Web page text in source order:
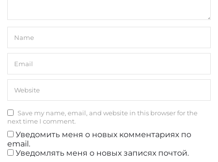
Save my name, email, and website in this browser for the
next time I comment.
Уведомить меня о новых комментариях по
email.
Уведомлять меня о новых записях почтой.